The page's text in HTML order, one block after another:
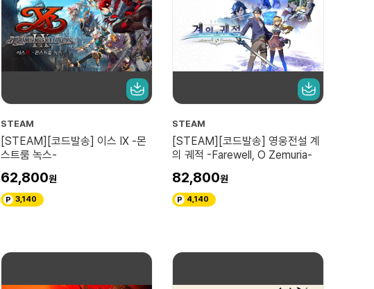
STEAM
[STEAM][코드발송] 이스 IX -몬
스트룸 녹스-
62,800
3,140
STEAM
[STEAM][코드발송] 영웅전설 계
의 궤적 -Farewell, O Zemuria-
82,800
4,140